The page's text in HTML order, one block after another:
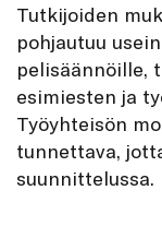
Tutkijoiden
pohjautuu
pelisäännöille,
esimiesten ja
Työyhteisön
tunnettava,
suunnittelussa.